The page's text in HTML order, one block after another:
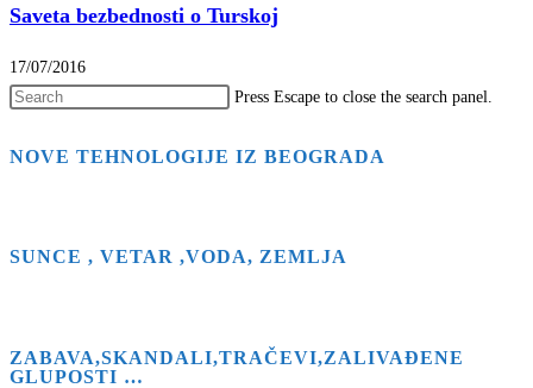
Saveta bezbednosti o Turskoj
17/07/2016
Press Escape to close the search panel.
NOVE TEHNOLOGIJE IZ BEOGRADA
SUNCE , VETAR ,VODA, ZEMLJA
ZABAVA,SKANDALI,TRAČEVI,ZALIVAĐENE
GLUPOSTI …